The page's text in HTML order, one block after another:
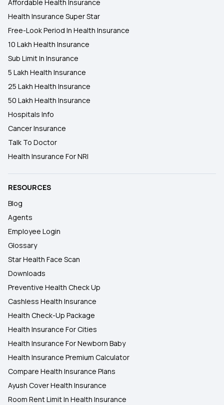
Affordable Health Insurance
Health Insurance Super Star
Free-Look Period In Health Insurance
10 Lakh Health Insurance
Sub Limit In Insurance
5 Lakh Health Insurance
25 Lakh Health Insurance
50 Lakh Health Insurance
Hospitals Info
Cancer Insurance
Talk To Doctor
Health Insurance For NRI
RESOURCES
Blog
Agents
Employee Login
Glossary
Star Health Face Scan
Downloads
Preventive Health Check Up
Cashless Health Insurance
Health Check-Up Package
Health Insurance For Cities
Health Insurance For Newborn Baby
Health Insurance Premium Calculator
Compare Health Insurance Plans
Ayush Cover Health Insurance
Room Rent Limit In Health Insurance